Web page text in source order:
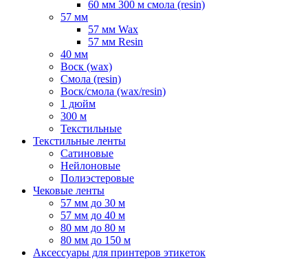
60 мм 300 м смола (resin)
57 мм
57 мм Wax
57 мм Resin
40 мм
Воск (wax)
Смола (resin)
Воск/смола (wax/resin)
1 дюйм
300 м
Текстильные
Текстильные ленты
Сатиновые
Нейлоновые
Полиэстеровые
Чековые ленты
57 мм до 30 м
57 мм до 40 м
80 мм до 80 м
80 мм до 150 м
Аксессуары для принтеров этикеток